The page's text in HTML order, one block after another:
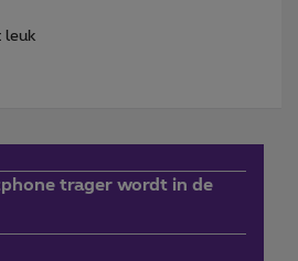
leuk
trager wordt in de